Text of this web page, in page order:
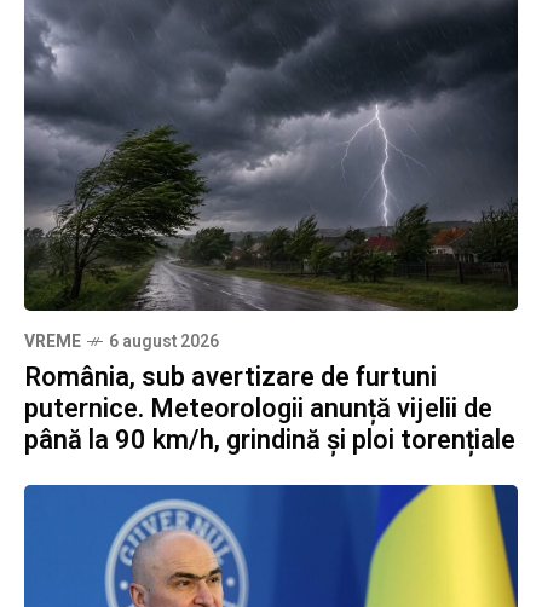
VREME 6 august 2026
România, sub avertizare de furtuni
puternice. Meteorologii anunță vijelii de
până la 90 km/h, grindină și ploi torențiale